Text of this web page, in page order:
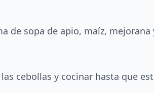
de sopa de apio, maíz, mejorana
cebollas y cocinar hasta que